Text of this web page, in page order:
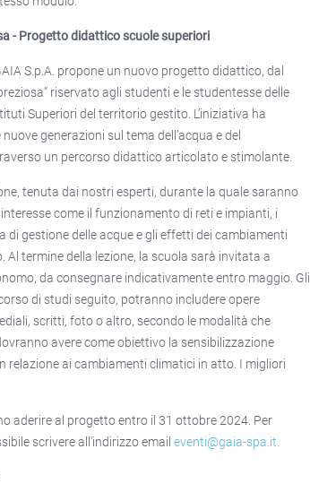
- Progetto didattico scuole superiori
S.p.A. propone un nuovo progetto didattico, dal
riservato agli studenti e le studentesse delle
Superiori del territorio gestito. L’iniziativa ha
generazioni sul tema dell’acqua e del
un percorso didattico articolato e stimolante.
tenuta dai nostri esperti, durante la quale saranno
come il funzionamento di reti e impianti, i
di gestione delle acque e gli effetti dei cambiamenti
termine della lezione, la scuola sarà invitata a
da consegnare indicativamente entro maggio. Gli
di studi seguito, potranno includere opere
scritti, foto o altro, secondo le modalità che
avere come obiettivo la sensibilizzazione
relazione ai cambiamenti climatici in atto. I migliori
aderire al progetto entro il 31 ottobre 2024. Per
scrivere all'indirizzo emaileventi@gaia-spa.it